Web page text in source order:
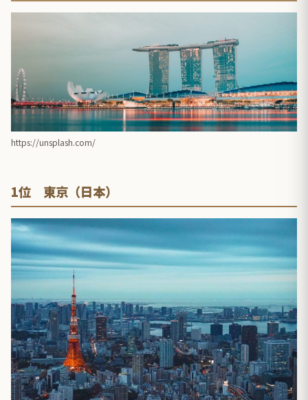
https://unsplash.com/
1位 東京（日本）